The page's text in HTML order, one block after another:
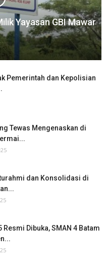
Yayasan GBI Mawar
Pemerintah dan Kepolisian
Tewas Mengenaskan di
dan Konsolidasi di
Resmi Dibuka, SMAN 4 Batam